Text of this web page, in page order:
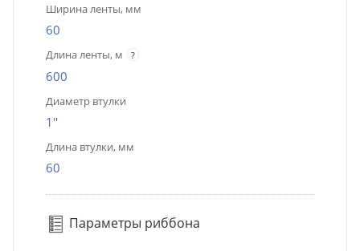
Ширина ленты, мм
60
Длина ленты, м ?
600
Диаметр втулки
1''
Длина втулки, мм
60
Параметры риббона